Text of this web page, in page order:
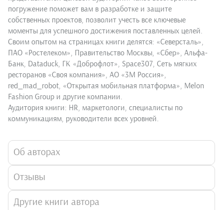
погружение поможет вам в разработке и защите
собственных проектов, позволит учесть все ключевые
моменты для успешного достижения поставленных целей.
Своим опытом на страницах книги делятся: «Северсталь»,
ПАО «Ростелеком», Правительство Москвы, «Сбер», Альфа-
Банк, Dataduck, ГК «Доброфлот», Space307, Сеть мягких
ресторанов «Своя компания», АО «3М Россия»,
red_mad_robot, «Открытая мобильная платформа», Melon
Fashion Group и другие компании.
Аудитория книги: HR, маркетологи, специалисты по
коммуникациям, руководители всех уровней.
Об авторах
Отзывы
Другие книги автора